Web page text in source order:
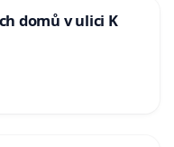
domů v ulici K